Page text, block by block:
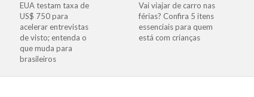
EUA testam taxa de
US$ 750 para
acelerar entrevistas
de visto; entenda o
que muda para
brasileiros
Vai viajar de carro nas
férias? Confira 5 itens
essenciais para quem
está com crianças